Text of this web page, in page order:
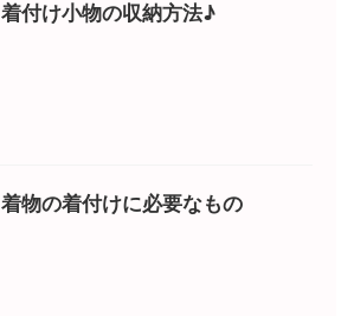
着付け小物の収納方法♪
着物の着付けに必要なもの